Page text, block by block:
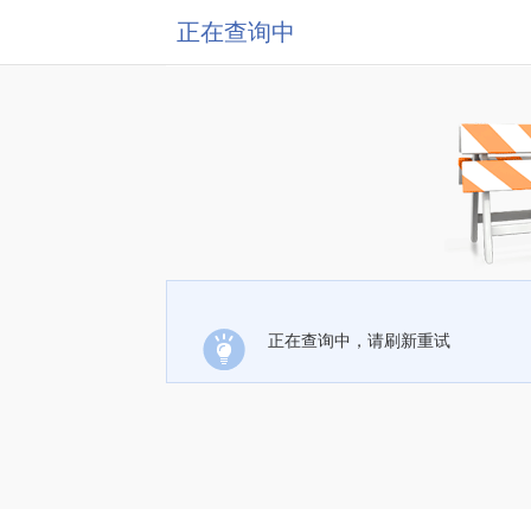
正在查询中
正在查询中，请刷新重试